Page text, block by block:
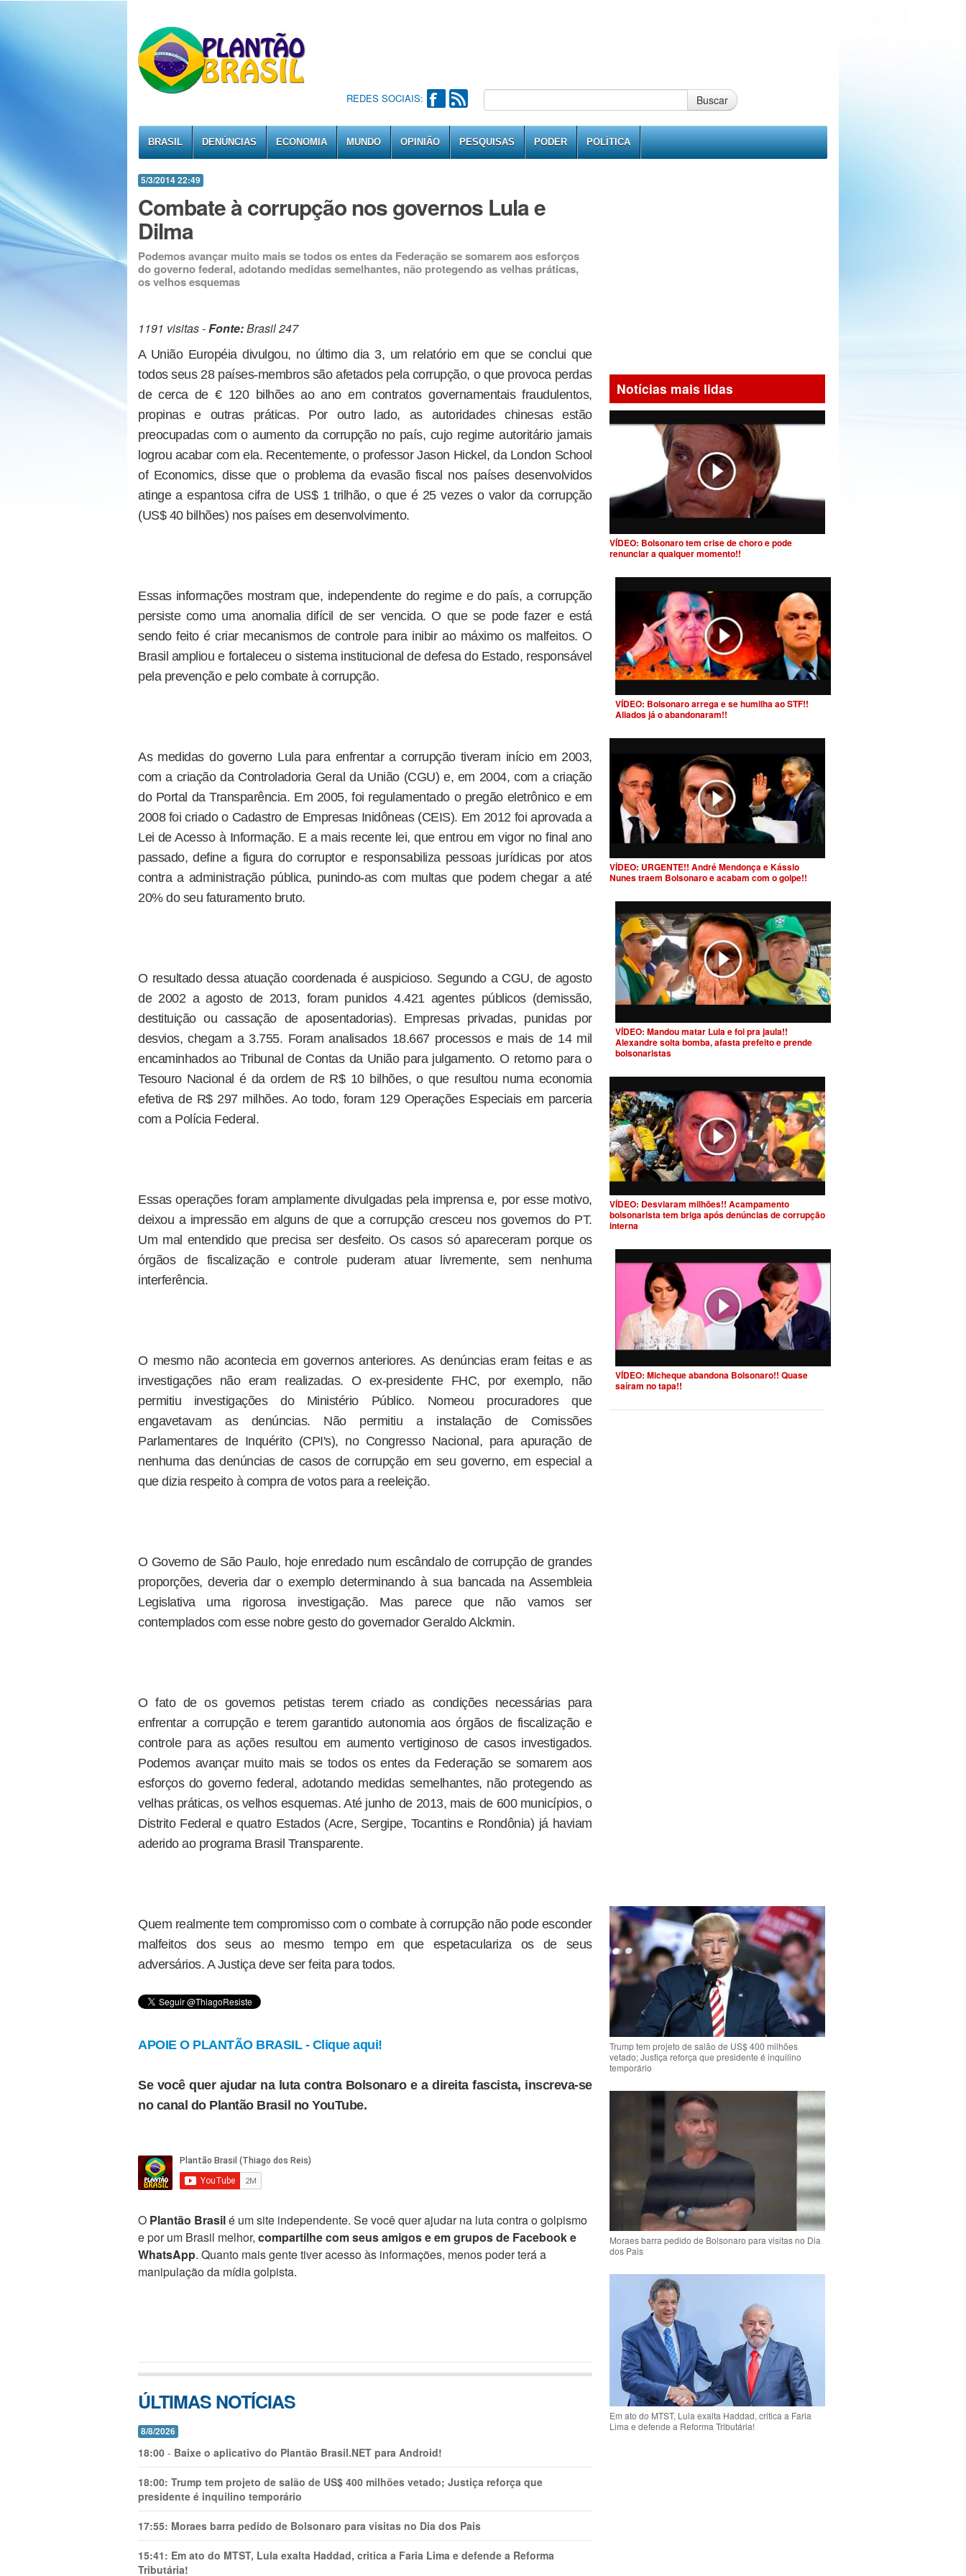
REDES SOCIAIS: Buscar
BRASIL DENÚNCIAS ECONOMIA MUNDO OPINIÃO PESQUISAS PODER POLÍTICA
5/3/2014 22:49
Combate à corrupção nos governos Lula e
Dilma
Podemos avançar muito mais se todos os entes da Federação se somarem aos esforços
do governo federal, adotando medidas semelhantes, não protegendo as velhas práticas,
os velhos esquemas
1191 visitas -Fonte:Brasil 247
A União Européia divulgou, no último dia 3, um relatório em que se conclui que
todos seus 28 países-membros são afetados pela corrupção, o que provoca perdas
de cerca de € 120 bilhões ao ano em contratos governamentais fraudulentos,
propinas e outras práticas. Por outro lado, as autoridades chinesas estão
preocupadas com o aumento da corrupção no país, cujo regime autoritário jamais
logrou acabar com ela. Recentemente, o professor Jason Hickel, da London School
of Economics, disse que o problema da evasão fiscal nos países desenvolvidos
atinge a espantosa cifra de US$ 1 trilhão, o que é 25 vezes o valor da corrupção
(US$ 40 bilhões) nos países em desenvolvimento.
Essas informações mostram que, independente do regime e do país, a corrupção
persiste como uma anomalia difícil de ser vencida. O que se pode fazer e está
sendo feito é criar mecanismos de controle para inibir ao máximo os malfeitos. O
Brasil ampliou e fortaleceu o sistema institucional de defesa do Estado, responsável
pela prevenção e pelo combate à corrupção.
As medidas do governo Lula para enfrentar a corrupção tiveram início em 2003,
com a criação da Controladoria Geral da União (CGU) e, em 2004, com a criação
do Portal da Transparência. Em 2005, foi regulamentado o pregão eletrônico e em
2008 foi criado o Cadastro de Empresas Inidôneas (CEIS). Em 2012 foi aprovada a
Lei de Acesso à Informação. E a mais recente lei, que entrou em vigor no final ano
passado, define a figura do corruptor e responsabiliza pessoas jurídicas por atos
contra a administração pública, punindo-as com multas que podem chegar a até
20% do seu faturamento bruto.
O resultado dessa atuação coordenada é auspicioso. Segundo a CGU, de agosto
de 2002 a agosto de 2013, foram punidos 4.421 agentes públicos (demissão,
destituição ou cassação de aposentadorias). Empresas privadas, punidas por
desvios, chegam a 3.755. Foram analisados 18.667 processos e mais de 14 mil
encaminhados ao Tribunal de Contas da União para julgamento. O retorno para o
Tesouro Nacional é da ordem de R$ 10 bilhões, o que resultou numa economia
efetiva de R$ 297 milhões. Ao todo, foram 129 Operações Especiais em parceria
com a Polícia Federal.
Essas operações foram amplamente divulgadas pela imprensa e, por esse motivo,
deixou a impressão em alguns de que a corrupção cresceu nos governos do PT.
Um mal entendido que precisa ser desfeito. Os casos só apareceram porque os
órgãos de fiscalização e controle puderam atuar livremente, sem nenhuma
interferência.
O mesmo não acontecia em governos anteriores. As denúncias eram feitas e as
investigações não eram realizadas. O ex-presidente FHC, por exemplo, não
permitiu investigações do Ministério Público. Nomeou procuradores que
engavetavam as denúncias. Não permitiu a instalação de Comissões
Parlamentares de Inquérito (CPI's), no Congresso Nacional, para apuração de
nenhuma das denúncias de casos de corrupção em seu governo, em especial a
que dizia respeito à compra de votos para a reeleição.
O Governo de São Paulo, hoje enredado num escândalo de corrupção de grandes
proporções, deveria dar o exemplo determinando à sua bancada na Assembleia
Legislativa uma rigorosa investigação. Mas parece que não vamos ser
contemplados com esse nobre gesto do governador Geraldo Alckmin.
O fato de os governos petistas terem criado as condições necessárias para
enfrentar a corrupção e terem garantido autonomia aos órgãos de fiscalização e
controle para as ações resultou em aumento vertiginoso de casos investigados.
Podemos avançar muito mais se todos os entes da Federação se somarem aos
esforços do governo federal, adotando medidas semelhantes, não protegendo as
velhas práticas, os velhos esquemas. Até junho de 2013, mais de 600 municípios, o
Distrito Federal e quatro Estados (Acre, Sergipe, Tocantins e Rondônia) já haviam
aderido ao programa Brasil Transparente.
Quem realmente tem compromisso com o combate à corrupção não pode esconder
malfeitos dos seus ao mesmo tempo em que espetaculariza os de seus
adversários. A Justiça deve ser feita para todos.
APOIE O PLANTÃO BRASIL - Clique aqui!
Se você quer ajudar na luta contra Bolsonaro e a direita fascista, inscreva-se
no canal do Plantão Brasil no YouTube.
O Plantão Brasilé um site independente. Se você quer ajudar na luta contra o golpismo
e por um Brasil melhor, compartilhe com seus amigos e em grupos de Facebook e
WhatsApp. Quanto mais gente tiver acesso às informações, menos poder terá a
manipulação da mídia golpista.
ÚLTIMAS NOTÍCIAS
8/8/2026
18:00 - Baixe o aplicativo do Plantão Brasil.NET para Android!
18:00: Trump tem projeto de salão de US$ 400 milhões vetado; Justiça reforça que
presidente é inquilino temporário
17:55: Moraes barra pedido de Bolsonaro para visitas no Dia dos Pais
15:41: Em ato do MTST, Lula exalta Haddad, critica a Faria Lima e defende a Reforma
Tributária!
Notícias mais lidas
VÍDEO: Bolsonaro tem crise de choro e pode
renunciar a qualquer momento!!
VÍDEO: Bolsonaro arrega e se humilha ao STF!!
Aliados já o abandonaram!!
VÍDEO: URGENTE!! André Mendonça e Kássio
Nunes traem Bolsonaro e acabam com o golpe!!
VÍDEO: Mandou matar Lula e foi pra jaula!!
Alexandre solta bomba, afasta prefeito e prende
bolsonaristas
VÍDEO: Desviaram milhões!! Acampamento
bolsonarista tem briga após denúncias de corrupção
interna
VÍDEO: Micheque abandona Bolsonaro!! Quase
saíram no tapa!!
Trump tem projeto de salão de US$ 400 milhões
vetado; Justiça reforça que presidente é inquilino
temporário
Moraes barra pedido de Bolsonaro para visitas no Dia
dos Pais
Em ato do MTST, Lula exalta Haddad, critica a Faria
Lima e defende a Reforma Tributária!